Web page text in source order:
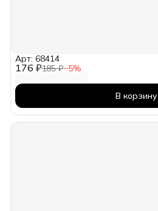
176 ₽185 ₽−5%
Арт: 68414
В корзину